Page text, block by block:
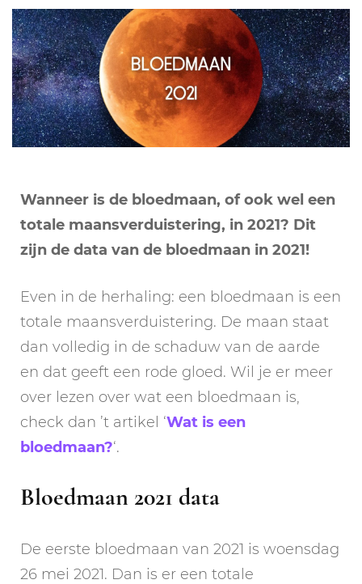
is
de
bloedmaan
2021?
Wanneer is de bloedmaan, of ook wel een
totale maansverduistering, in 2021? Dit
zijn de data van de bloedmaan in 2021!
Even in de herhaling: een bloedmaan is een
totale maansverduistering. De maan staat
dan volledig in de schaduw van de aarde
en dat geeft een rode gloed. Wil je er meer
over lezen over wat een bloedmaan is,
check dan ’t artikel ‘Wat is een
bloedmaan?‘.
Bloedmaan 2021 data
De eerste bloedmaan van 2021 is woensdag
26 mei 2021. Dan is er een totale